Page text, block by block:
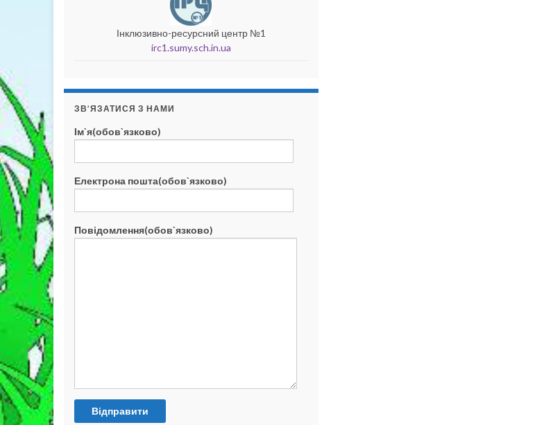
Інклюзивно-ресурсний центр №1
irc1.sumy.sch.in.ua
ЗВ’ЯЗАТИСЯ З НАМИ
Ім`я(обов`язково)
Електрона пошта(обов`язково)
Повідомлення(обов`язково)